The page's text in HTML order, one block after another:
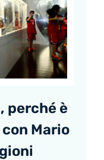
perché è
Mario